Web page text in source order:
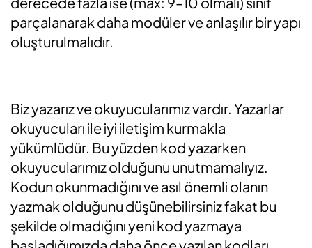
parçalanarak daha modüler ve anlaşılır bir yapı
oluşturulmalıdır.
Biz yazarız ve okuyucularımız vardır. Yazarlar
okuyucuları ile iyi iletişim kurmakla
yükümlüdür. Bu yüzden kod yazarken
okuyucularımız olduğunu unutmamalıyız.
Kodun okunmadığını ve asıl önemli olanın
yazmak olduğunu düşünebilirsiniz fakat bu
şekilde olmadığını yeni kod yazmaya